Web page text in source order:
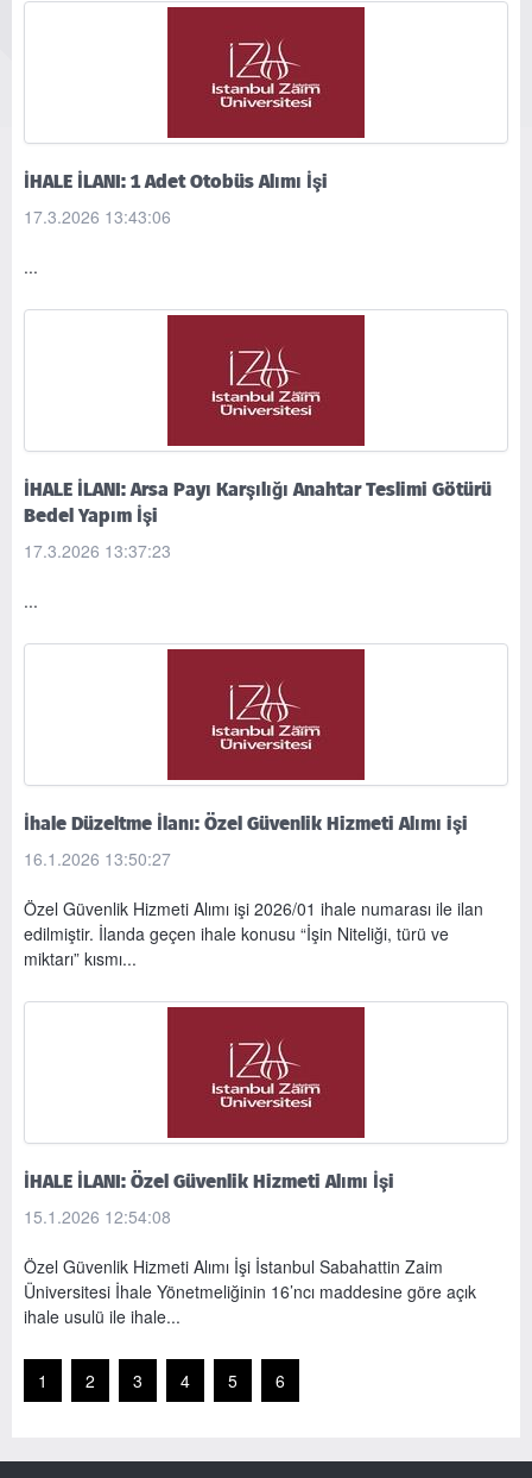
İHALE İLANI: 1 Adet Otobüs Alımı İşi
17.3.2026 13:43:06
...
İHALE İLANI: Arsa Payı Karşılığı Anahtar Teslimi Götürü
Bedel Yapım İşi
17.3.2026 13:37:23
...
İhale Düzeltme İlanı: Özel Güvenlik Hizmeti Alımı işi
16.1.2026 13:50:27
Özel Güvenlik Hizmeti Alımı işi 2026/01 ihale numarası ile ilan
edilmiştir. İlanda geçen ihale konusu “İşin Niteliği, türü ve
miktarı” kısmı...
İHALE İLANI: Özel Güvenlik Hizmeti Alımı İşi
15.1.2026 12:54:08
Özel Güvenlik Hizmeti Alımı İşi İstanbul Sabahattin Zaim
Üniversitesi İhale Yönetmeliğinin 16’ncı maddesine göre açık
ihale usulü ile ihale...
1 2 3 4 5 6